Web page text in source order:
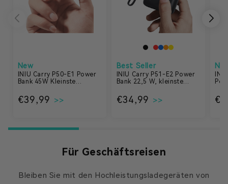
New
INIU Carry P50-E1 Power
Bank 45W Kleinste
Normaler Preis
€39,99
Best Seller
INIU Carry P51-E2 Power
Bank 22,5 W, kleinste
Normaler Preis
€34,99
Für Geschäftsreisen
Bleiben Sie mit den Hochleistungsladegeräten von